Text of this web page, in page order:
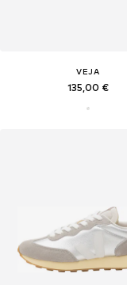
VEJA
135,00 €